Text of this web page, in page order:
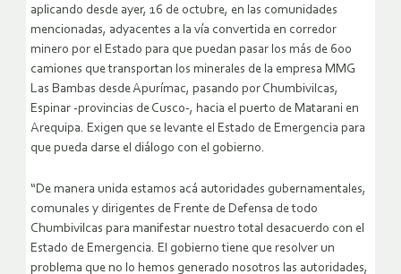
aplicando desde ayer, 16 de octubre, en las comunidades
mencionadas, adyacentes a la vía convertida en corredor
minero por el Estado para que puedan pasar los más de 600
camiones que transportan los minerales de la empresa MMG
Las Bambas desde Apurímac, pasando por Chumbivilcas,
Espinar -provincias de Cusco-, hacia el puerto de Matarani en
Arequipa. Exigen que se levante el Estado de Emergencia para
que pueda darse el diálogo con el gobierno.
“De manera unida estamos acá autoridades gubernamentales,
comunales y dirigentes de Frente de Defensa de todo
Chumbivilcas para manifestar nuestro total desacuerdo con el
Estado de Emergencia. El gobierno tiene que resolver un
problema que no lo hemos generado nosotros las autoridades,